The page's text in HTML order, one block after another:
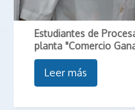
Estudiantes de
planta "Comercio
Leer más